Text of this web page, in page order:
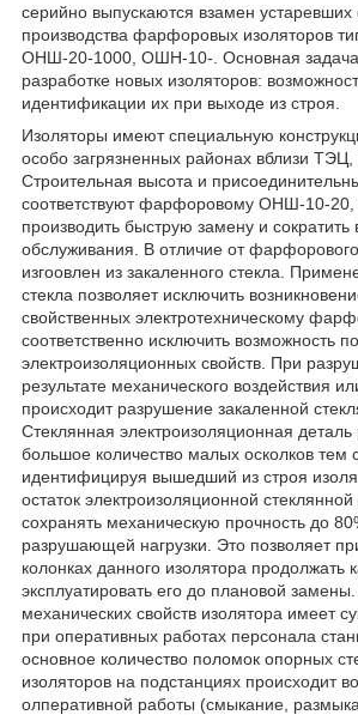
серийно выпускаются взамен устаревших
производства фарфоровых изоляторов
ОНШ-20-1000, ОШН-10-. Основная
разработке новых изоляторов:
идентификации их при выходе из строя.
Изоляторы имеют специальную
особо загрязненных районах вблизи
Строительная высота и
соответствуют фарфоровому ОНШ-10-20,
производить быструю замену и сократить
обслуживания. В отличие от
изгоовлен из закаленного стекла.
стекла позволяет исключить
свойственных электротехническому
соответственно исключить возможность
электроизоляционных свойств. При
результате механического воздействия
происходит разрушение закаленной
Стеклянная электроизоляционная
большое количество малых осколков тем
идентифицируя вышедший из строя
остаток электроизоляционной
сохранять механическую прочность до
разрушающей нагрузки. Это позволяет
колонках данного изолятора продолжать
эксплуатировать его до плановой
механических свойств изолятора имеет
при оперативных работах персонала
основное количество поломок опорных
изоляторов на подстанциях происходит
олперативной работы (смыкание,